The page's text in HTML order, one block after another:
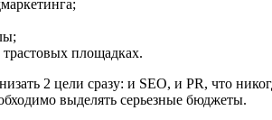
площадках.
2 цели сразу: и SEO, и PR, что
выделять серьезные бюджеты.